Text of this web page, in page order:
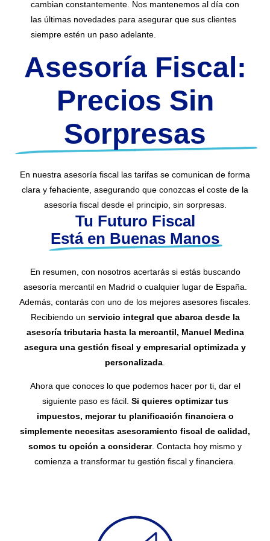
cambian constantemente. Nos mantenemos al día con
las últimas novedades para asegurar que sus clientes
siempre estén un paso adelante.
Asesoría Fiscal:
Precios Sin
Sorpresas
En nuestra asesoría fiscal las tarifas se comunican de forma
clara y fehaciente, asegurando que conozcas el coste de la
asesoría fiscal desde el principio, sin sorpresas.
Tu Futuro Fiscal
Está en Buenas Manos
En resumen, con nosotros acertarás si estás buscando
asesoría mercantil en Madrid o cualquier lugar de España.
Además, contarás con uno de los mejores asesores fiscales.
Recibiendo un servicio integral que abarca desde la
asesoría tributaria hasta la mercantil, Manuel Medina
asegura una gestión fiscal y empresarial optimizada y
personalizada
Ahora que conoces lo que podemos hacer por ti, dar el
siguiente paso es fácil. Si quieres optimizar tus
impuestos, mejorar tu planificación financiera o
simplemente necesitas asesoramiento fiscal de calidad,
somos tu opción a considerar. Contacta hoy mismo y
comienza a transformar tu gestión fiscal y financiera.